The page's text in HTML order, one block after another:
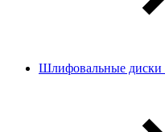
Шлифовальные диски